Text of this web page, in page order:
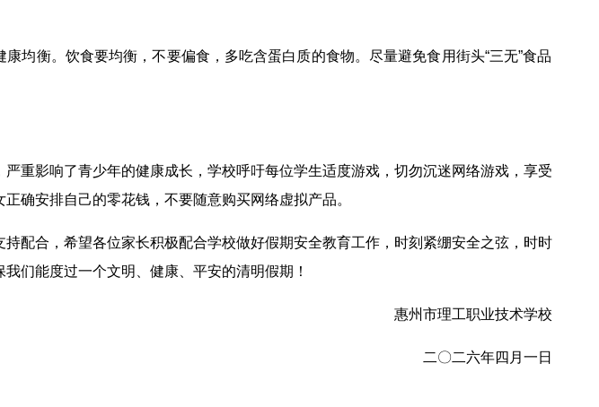
均衡。饮食要均衡，不要偏食，多吃含蛋白质的食物。尽量避免食用街头“三无”食品
重影响了青少年的健康成长，学校呼吁每位学生适度游戏，切勿沉迷网络游戏，享受
确安排自己的零花钱，不要随意购买网络虚拟产品。
配合，希望各位家长积极配合学校做好假期安全教育工作，时刻紧绷安全之弦，时时
们能度过一个文明、健康、平安的清明假期！
惠州市理工职业技术学校
二〇二六年四月一日